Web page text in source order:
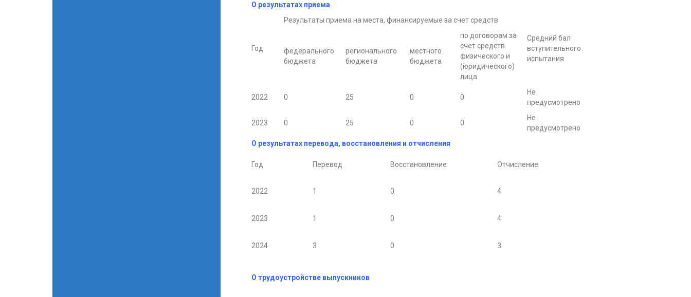
О результатах приема
Год
Результаты приема на места, финансируемые за счет средств
Средний бал
вступительного
испытания
федерального
бюджета
регионального
бюджета
местного
бюджета
по договорам за
счет средств
физического и
(юридического)
лица
2022 0 25 0 0
Не
предусмотрено
2023 0 25 0 0
Не
предусмотрено
О результатах перевода, восстановления и отчисления
Год Перевод Восстановление Отчисление
2022 1 0 4
2023 1 0 4
2024 3 0 3
О трудоустройстве выпускников